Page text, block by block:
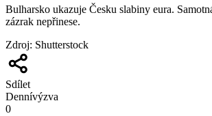
Bulharsko ukazuje Česku slabiny eura.
zázrak nepřinese.
Zdroj: Shutterstock
Sdílet
Dennívýzva
0